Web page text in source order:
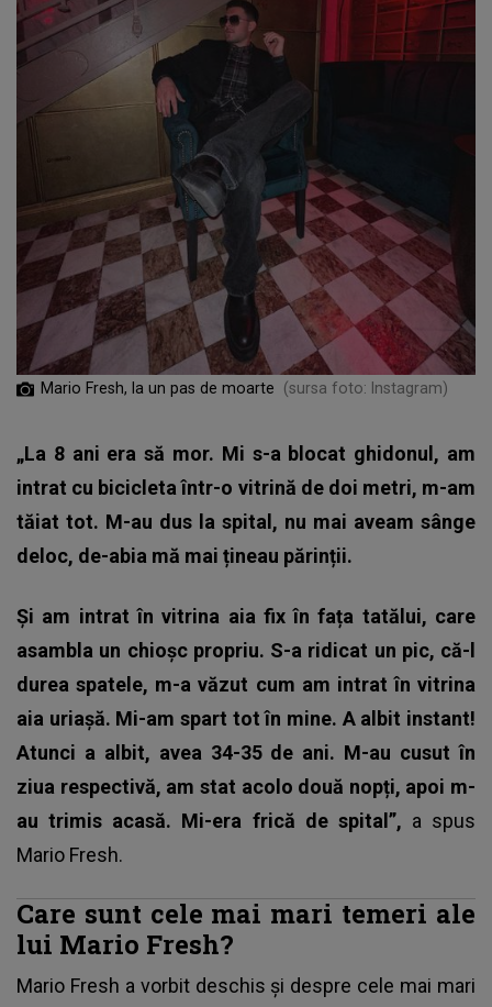
Mario Fresh, la un pas de moarte (sursa foto: Instagram)
„La 8 ani era să mor. Mi s-a blocat ghidonul, am
intrat cu bicicleta într-o vitrină de doi metri, m-am
tăiat tot. M-au dus la spital, nu mai aveam sânge
deloc, de-abia mă mai țineau părinții.
Și am intrat în vitrina aia fix în fața tatălui, care
asambla un chioșc propriu. S-a ridicat un pic, că-l
durea spatele, m-a văzut cum am intrat în vitrina
aia uriașă. Mi-am spart tot în mine. A albit instant!
Atunci a albit, avea 34-35 de ani. M-au cusut în
ziua respectivă, am stat acolo două nopți, apoi m-
au trimis acasă. Mi-era frică de spital”, a spus
Mario Fresh.
Care sunt cele mai mari temeri ale
lui Mario Fresh?
Mario Fresh a vorbit deschis și despre cele mai mari